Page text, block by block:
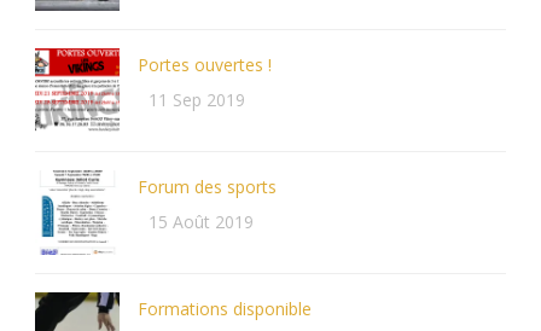
Portes ouvertes !
11 Sep 2019
Forum des sports
15 Août 2019
Formations disponible